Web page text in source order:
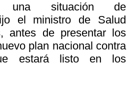
una situación de
el ministro de Salud
antes de presentar los
plan nacional contra
estará listo en los